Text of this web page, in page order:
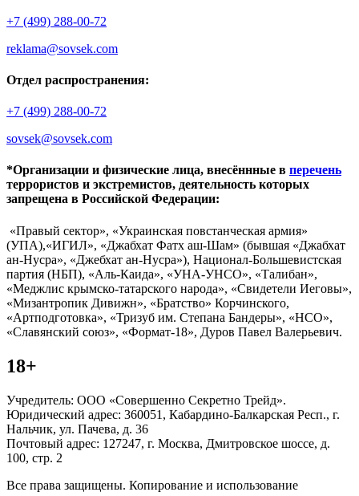
+7 (499) 288-00-72
reklama@sovsek.com
Отдел распространения:
+7 (499) 288-00-72
sovsek@sovsek.com
*Организации и физические лица, внесённные в перечень
террористов и экстремистов, деятельность которых
запрещена в Российской Федерации:
«Правый сектор», «Украинская повстанческая армия»
(УПА),«ИГИЛ», «Джабхат Фатх аш-Шам» (бывшая «Джабхат
ан-Нусра», «Джебхат ан-Нусра»), Национал-Большевистская
партия (НБП), «Аль-Каида», «УНА-УНСО», «Талибан»,
«Меджлис крымско-татарского народа», «Свидетели Иеговы»,
«Мизантропик Дивижн», «Братство» Корчинского,
«Артподготовка», «Тризуб им. Степана Бандеры», «НСО»,
«Славянский союз», «Формат-18», Дуров Павел Валерьевич.
18+
Учредитель: ООО «Совершенно Секретно Трейд».
Юридический адрес: 360051, Кабардино-Балкарская Респ., г.
Нальчик, ул. Пачева, д. 36
Почтовый адрес: 127247, г. Москва, Дмитровское шоссе, д.
100, стр. 2
Все права защищены. Копирование и использование